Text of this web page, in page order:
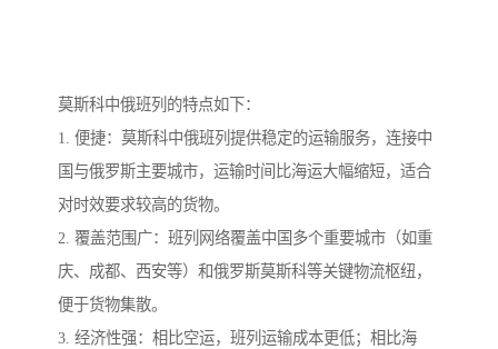
莫斯科中俄班列的特点如下：
1. 便捷：莫斯科中俄班列提供稳定的运输服务，连接中
国与俄罗斯主要城市，运输时间比海运大幅缩短，适合
对时效要求较高的货物。
2. 覆盖范围广：班列网络覆盖中国多个重要城市（如重
庆、成都、西安等）和俄罗斯莫斯科等关键物流枢纽，
便于货物集散。
3. 经济性强：相比空运，班列运输成本更低；相比海